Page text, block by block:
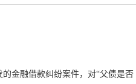
金融借款纠纷案件，对“父债是否